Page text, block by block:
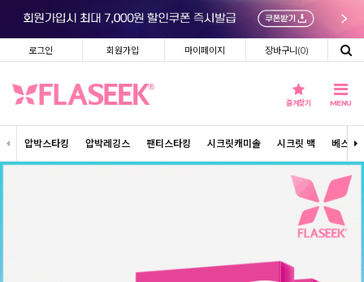
로그인 회원가입 마이페이지 장바구니(0)
즐겨찾기 MENU
압박스타킹 압박레깅스 팬티스타킹 시크릿캐미솔 시크릿 백 베스트